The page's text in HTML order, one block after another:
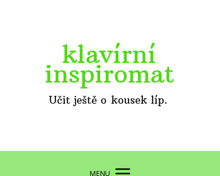
klavírní
inspiromat
Učit ještě o kousek líp.
MENU